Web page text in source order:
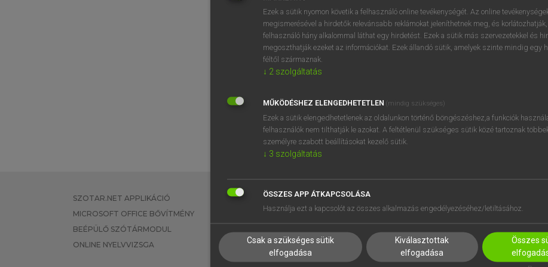
BELÉPÉS
próbaverziójának
regisztrálok ésbelépek.
REGISZTRÁCIÓ
SZOTAR.NET APPLIKÁCIÓ
MICROSOFT OFFICE BŐVÍTMÉNY
BEÉPÜLŐ SZÓTÁRMODUL
ONLINE NYELVVIZSGA
EGYÉNI FELHASZNÁLÓKNAK
TANULÓKNAK
VÁLLALATI MEGOLDÁSOK
SÚGÓ
RÓLUNK
SÜTI BEÁLLÍTÁSOK
Ezek a sütik nyomon követik a felhasználó online tevékenységét. Az online
megismerésével a hirdetők relevánsabb reklámokat jeleníthetnek meg, és
felhasználó hány alkalommal láthat egy hirdetést. Ezek a sütik más szervezetekkel és
megoszthatják ezeket az információkat. Ezek állandó sütik, amelyek szinte mindig egy
féltől származnak.
↓ 2 szolgáltatás
MŰKÖDÉSHEZ ELENGEDHETETLEN (mindig szükséges)
Ezek a sütik elengedhetetlenek az oldalunkon történő böngészéshez,a funkciók
felhasználók nem tilthatják le azokat. A feltétlenül szükséges sütik közé tartoznak
személyre szabott beállításokat kezelő sütik.
↓ 3 szolgáltatás
ÖSSZES APP ÁTKAPCSOLÁSA
Használja ezt a kapcsolót az összes alkalmazás engedélyezéséhez/letiltásához.
Csak a szükséges sütik
elfogadása
Kiválasztottak
elfogadása
Összes